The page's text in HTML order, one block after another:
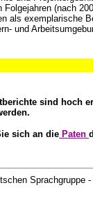
Folgejahren (nach
als exemplarische
und
sind hoch
sich an die Paten
Sprachgruppe